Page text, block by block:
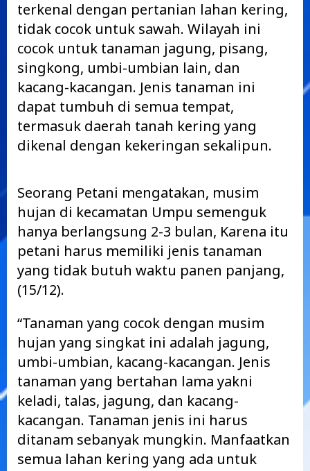
terkenal dengan pertanian lahan kering,
tidak cocok untuk sawah. Wilayah ini
cocok untuk tanaman jagung, pisang,
singkong, umbi-umbian lain, dan
kacang-kacangan. Jenis tanaman ini
dapat tumbuh di semua tempat,
termasuk daerah tanah kering yang
dikenal dengan kekeringan sekalipun.
Seorang Petani mengatakan, musim
hujan di kecamatan Umpu semenguk
hanya berlangsung 2-3 bulan, Karena itu
petani harus memiliki jenis tanaman
yang tidak butuh waktu panen panjang,
(15/12).
“Tanaman yang cocok dengan musim
hujan yang singkat ini adalah jagung,
umbi-umbian, kacang-kacangan. Jenis
tanaman yang bertahan lama yakni
keladi, talas, jagung, dan kacang-
kacangan. Tanaman jenis ini harus
ditanam sebanyak mungkin. Manfaatkan
semua lahan kering yang ada untuk